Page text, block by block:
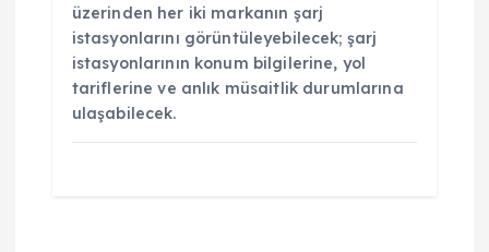
üzerinden her iki markanın şarj
istasyonlarını görüntüleyebilecek; şarj
istasyonlarının konum bilgilerine, yol
tariflerine ve anlık müsaitlik durumlarına
ulaşabilecek.